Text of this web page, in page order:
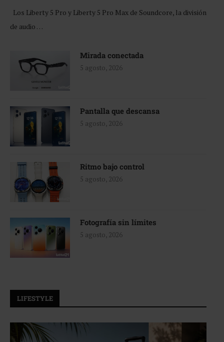
Los Liberty 5 Pro y Liberty 5 Pro Max de Soundcore, la división
de audio …
Mirada conectada
5 agosto, 2026
Pantalla que descansa
5 agosto, 2026
Ritmo bajo control
5 agosto, 2026
Fotografía sin límites
5 agosto, 2026
LIFESTYLE